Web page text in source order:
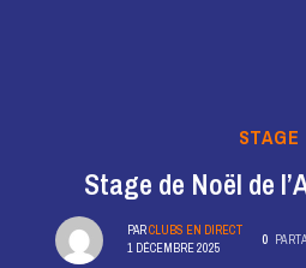
STAGE
Stage de Noël de
PARCLUBS EN DIRECT
1 DÉCEMBRE 2025
0